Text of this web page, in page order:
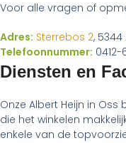
Voor alle vragen of
Adres: Sterrebos 2, 5344
Telefoonnummer: 0412-
Diensten en
Onze Albert Heijn in
die het winkelen
enkele van de